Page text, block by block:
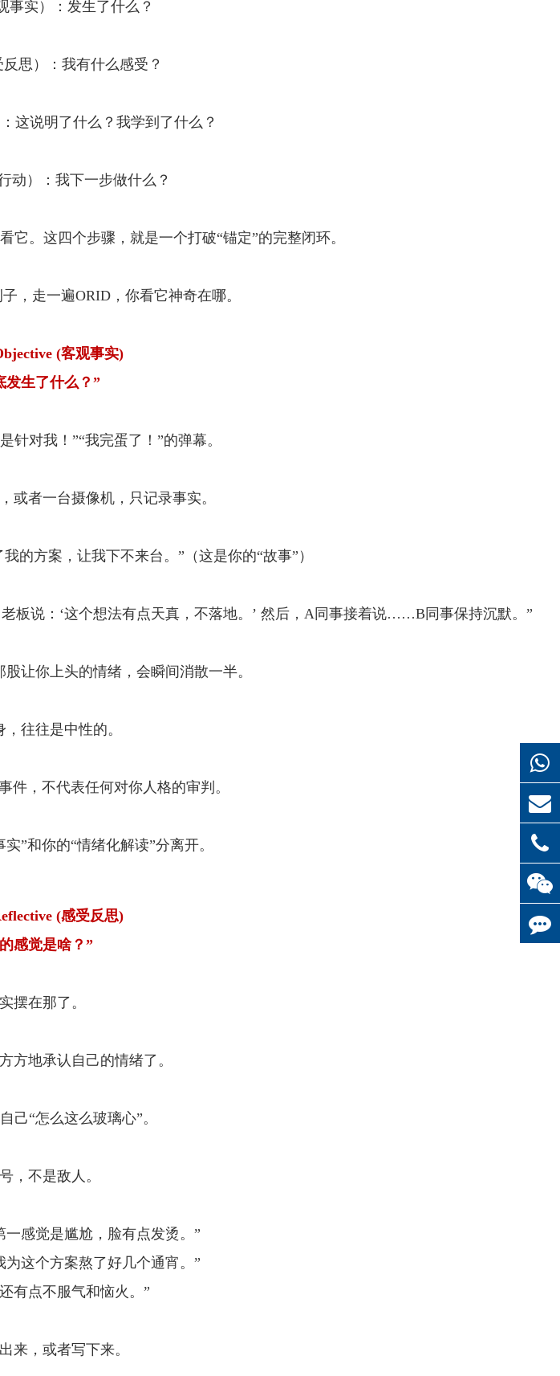
事实）：发生了什么？
思）：我有什么感受？
这说明了什么？我学到了什么？
动）：我下一步做什么？
。这四个步骤，就是一个打破“锚定”的完整闭环。
，走一遍ORID，你看它神奇在哪。
(客观事实)
发生了什么？”
针对我！”“我完蛋了！”的弹幕。
或者一台摄像机，只记录事实。
的方案，让我下不来台。”（这是你的“故事”）
板说：‘这个想法有点天真，不落地。’ 然后，A同事接着说……B同事保持沉默。”
让你上头的情绪，会瞬间消散一半。
往往是中性的。
件，不代表任何对你人格的审判。
”和你的“情绪化解读”分离开。
(感受反思)
感觉是啥？”
摆在那了。
方地承认自己的情绪了。
己“怎么这么玻璃心”。
，不是敌人。
一感觉是尴尬，脸有点发烫。”
为这个方案熬了好几个通宵。”
有点不服气和恼火。”
来，或者写下来。